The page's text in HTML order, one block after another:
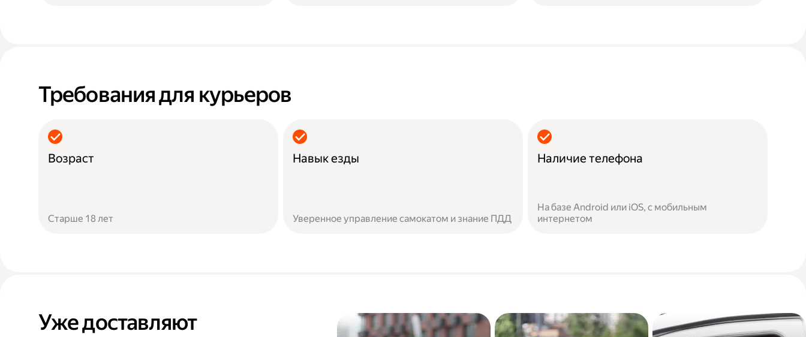
Требования для курьеров
Возраст
Старше 18 лет
Навык езды
Уверенное управление самокатом и знание ПДД
Наличие телефона
На базе Android или iOS, с мобильным
интернетом
Уже доставляют